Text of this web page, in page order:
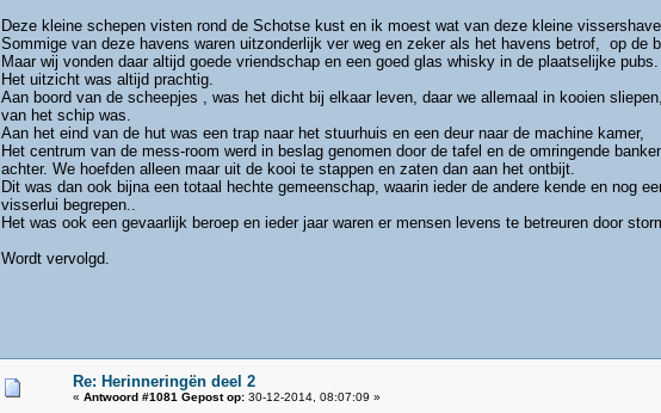
Deze kleine schepen visten rond de Schotse kust en ik moest wat van deze kleine
Sommige van deze havens waren uitzonderlijk ver weg en zeker als het havens betrof, op de
Maar wij vonden daar altijd goede vriendschap en een goed glas whisky in de plaatselijke pubs.
Het uitzicht was altijd prachtig.
Aan boord van de scheepjes , was het dicht bij elkaar leven, daar we allemaal in kooien
van het schip was.
Aan het eind van de hut was een trap naar het stuurhuis en een deur naar de machine kamer,
Het centrum van de mess-room werd in beslag genomen door de tafel en de omringende
achter. We hoefden alleen maar uit de kooi te stappen en zaten dan aan het ontbijt.
Dit was dan ook bijna een totaal hechte gemeenschap, waarin ieder de andere kende en nog
visserlui begrepen..
Het was ook een gevaarlijk beroep en ieder jaar waren er mensen levens te betreuren door
Wordt vervolgd.
Re: Herinneringën deel 2
« Antwoord #1081 Gepost op:30-12-2014, 08:07:09 »